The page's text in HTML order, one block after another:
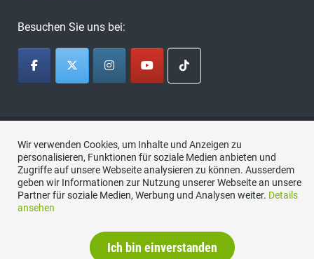
Besuchen Sie uns bei:
Datenschutzerklärung
Wir verwenden Cookies, um Inhalte und Anzeigen zu
personalisieren, Funktionen für soziale Medien anbieten und
Zugriffe auf unsere Webseite analysieren zu können. Ausserdem
geben wir Informationen zur Nutzung unserer Webseite an unsere
Partner für soziale Medien, Werbung und Analysen weiter. Details
ansehen
Ich bin einverstanden